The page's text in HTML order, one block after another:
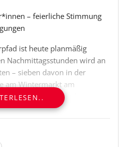
– feierliche Stimmung
ist heute planmäßig
Nachmittagsstunden wird an
– sieben davon in der
am Wintermarkt am
– dem Jahreswechsel